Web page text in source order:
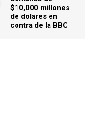
$10,000 millones
de dólares en
contra de la BBC